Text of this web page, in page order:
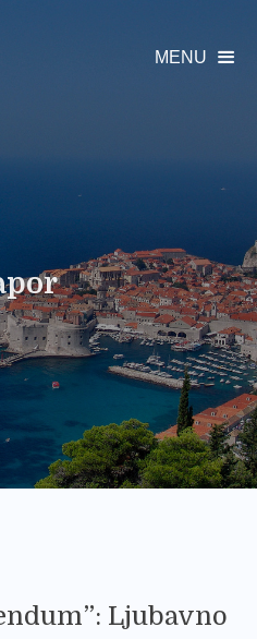
MENU 
Ljubavno